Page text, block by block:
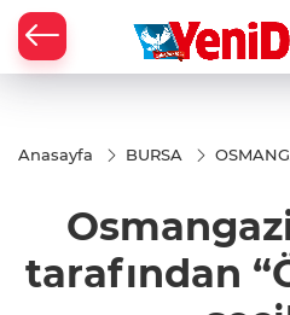
Anasayfa BURSA
tarafından